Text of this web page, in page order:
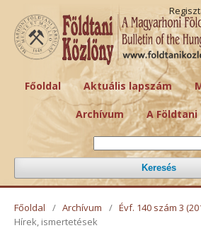
Főoldal Aktuális lapszám
Archívum A
Keresés
Főoldal / Archívum / Évf. 140 szám 3
Hírek, ismertetések